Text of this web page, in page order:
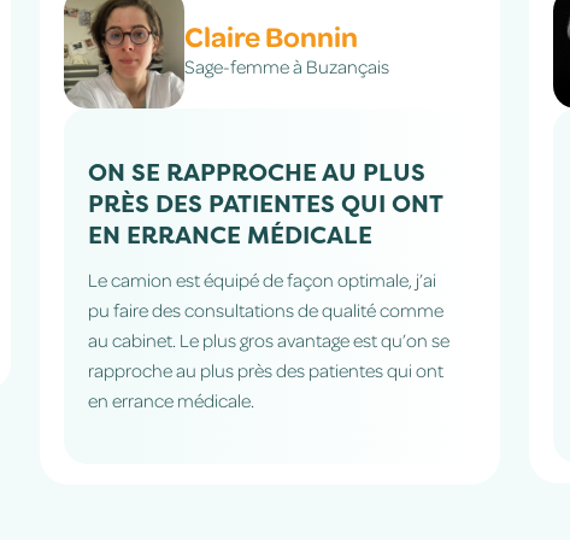
j’ai
Hélène Lauzeral
Chargée de développeemnt RH
chez Boadriders
UNE INITIATIVE RAPIDEMENT
ADOPTÉE
L’initiative du Médiocbus a tout de suite été
très bien accueillie puisqu’on a remarqué qu’il
y a eu un flux d’inscription très important.
L’organisation avec Hocoia s’est très bien
passée. Hocoia s’est occupé de tout, de la
prise de rendez-vous aux résultats d’examens